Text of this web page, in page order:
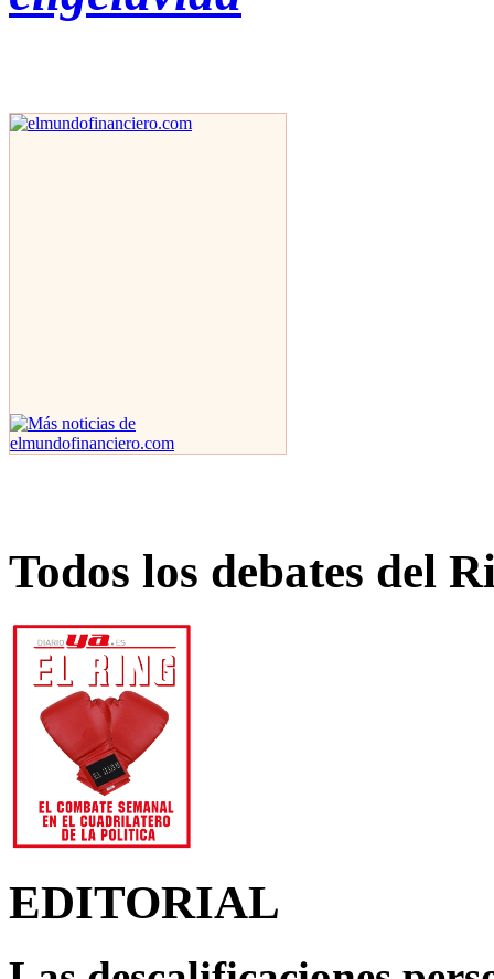
Todos los debates del
EDITORIAL